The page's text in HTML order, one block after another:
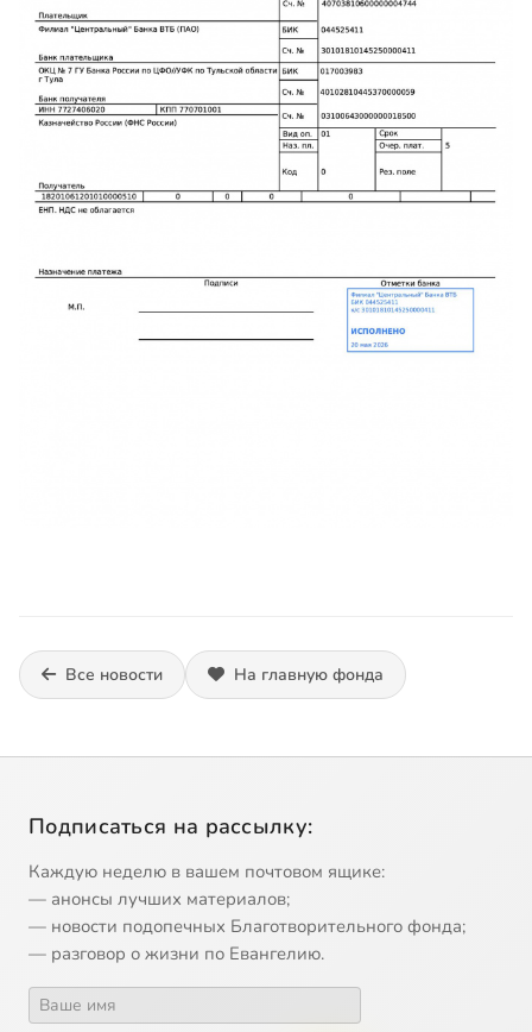
Все новости На главную фонда
Подписаться на рассылку:
Каждую неделю в вашем почтовом ящике:
— анонсы лучших материалов;
— новости подопечных Благотворительного фонда;
— разговор о жизни по Евангелию.